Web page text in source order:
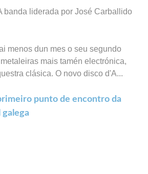
banda liderada por José Carballido
menos dun mes o seu segundo
mais tamén electrónica,
clásica. O novo disco d'A...
punto de encontro da